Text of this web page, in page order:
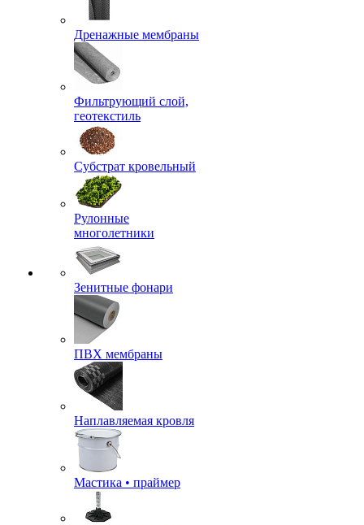
Дренажные мембраны
Фильтрующий слой,
геотекстиль
Субстрат кровельный
Рулонные
многолетники
Зенитные фонари
ПВХ мембраны
Наплавляемая кровля
Мастика • праймер